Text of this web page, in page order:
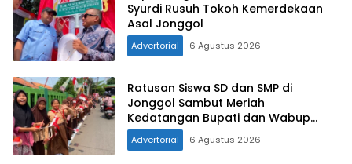
Syurdi Rusuh Tokoh Kemerdekaan
Asal Jonggol
Advertorial 6 Agustus 2026
Ratusan Siswa SD dan SMP di
Jonggol Sambut Meriah
Kedatangan Bupati dan Wabup
Bogor
Advertorial 6 Agustus 2026